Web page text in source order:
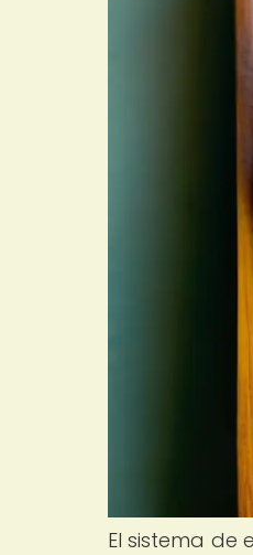
El sistema de